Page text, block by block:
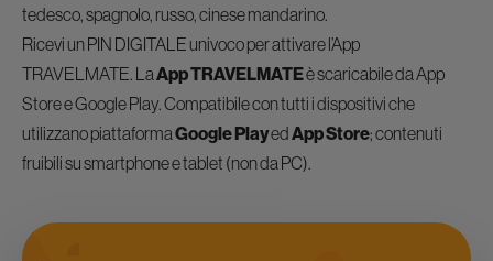
tedesco, spagnolo, russo, cinese mandarino.
Ricevi un PIN DIGITALE univoco per attivare l’App
TRAVELMATE. LaApp TRAVELMATEè scaricabile da App
Store e Google Play. Compatibile con tutti i dispositivi che
utilizzano piattaformaGoogle PlayedApp Store; contenuti
fruibili su smartphone e tablet (non da PC).